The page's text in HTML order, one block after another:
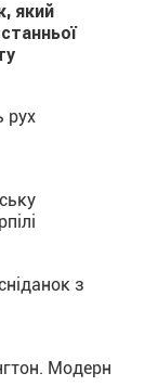
який
рух
з
Модерн